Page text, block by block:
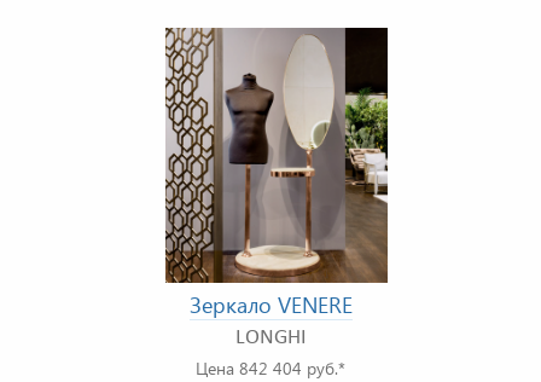
Зеркало VENERE
LONGHI
Цена 842 404 руб.*